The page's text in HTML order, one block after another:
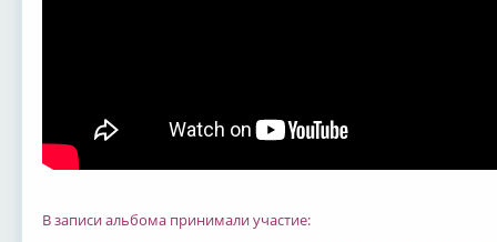
В записи альбома пpинимали участие: